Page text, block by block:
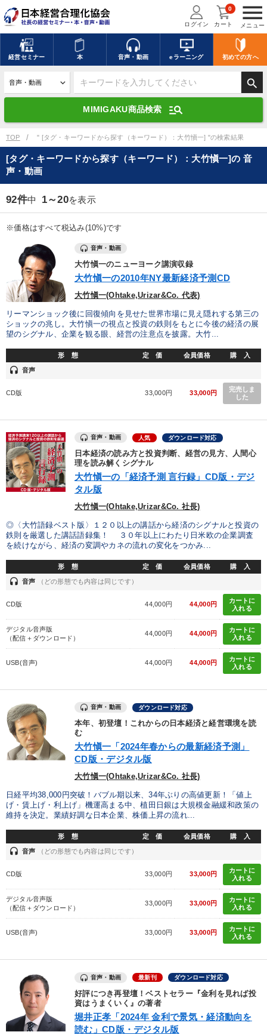
menu
メニュー
ログイン カート
0
経営セミナー 本 音声・動画 eラーニング 初めての方へ
search
MIMIGAKU商品検索 manage_search
キーワードを入力して探す
デジタル版対応のみ検索結果に表示する
search 上記の条件で検索
mic 講演収録物を探す
全国経営者セミナー講演収録物（全1315タイトル）からお探しいただけ
ます
優秀各社の智恵と戦略 事業家のロマンと経営
若手異才経営者の発想 専門家のアドバイス
リーダーの器量を学ぶ
テーマ
【4月】音声・映像 147回春季大会
歴史・古典に学ぶ実務講話
最新トレンドと時代の潮流を押さえる
売上直結の営業力や販売力を獲得する
業種
製造業 卸売・小売・飲食業 建設・不動産業
IT・サービス・金融業 コンサルタント 専門家
キーワード
運勢・先見
※「更新」を押すと「テーマ」「キーワード」を更新いただけます。
ondemand_video 経営音声・動画を探す
全国経営者セミナー収録物以外の経営教材（全762タイトル）からお探
しいただけます
カテゴリー
営業・社員研修 最新トレンドと時代の潮流を押さえる
全国経営者セミナー収録〈売れ筋・人気ランキング〉＆新刊・好
評講話
マーケティング
組織・採用・スキル
《強い財務を実践する経営者》講話４選
2025年夏季全国経営者セミナー収録講演ＣＤ・講演ＤＶＤ・デジ
タル版（音声／動画ストリーミング・ダウンロード）
TOP " [タグ・キーワードから探す（キーワード）：大竹愼一] "の検索結果
[タグ・キーワードから探す（キーワード）：大竹愼一]の 音
声・動画
92件中 1～20を表示
※価格はすべて税込み(10%)です
音声・動画
大竹愼一のニューヨーク講演収録
大竹愼一の2010年NY最新経済予測CD
大竹愼一(Ohtake,Urizar&Co. 代表)
リーマンショック後に回復傾向を見せた世界市場に見え隠れする第三の
ショックの兆し。大竹愼一の視点と投資の鉄則をもとに今後の経済の展
望のシグナル、企業を観る眼、経営の注意点を披露。大竹...
形 態 定 価 会員価格 購 入
headset 音声
CD版 33,000円 33,000円
完売しま
した
音声・動画 人気 ダウンロード対応
日本経済の読み方と投資判断、経営の見方、人間心
理を読み解くシグナル
大竹愼一の「経済予測 言行録」CD版・デジ
タル版
大竹愼一(Ohtake,Urizar&Co. 社長)
◎〈大竹語録ベスト版〉１２０以上の講話から経済のシグナルと投資の
鉄則を厳選した講話語録集！ ３０年以上にわたり日米欧の企業調査
を続けながら、経済の変調やカネの流れの変化をつかみ...
形 態 定 価 会員価格 購 入
headset 音声 （どの形態でも内容は同じです）
CD版 44,000円 44,000円
カートに
入れる
デジタル音声版
（配信＋ダウンロード）
44,000円 44,000円
カートに
入れる
USB(音声) 44,000円 44,000円
カートに
入れる
音声・動画 ダウンロード対応
本年、初登壇！これからの日本経済と経営環境を読
む
大竹愼一「2024年春からの最新経済予測」
CD版・デジタル版
大竹愼一(Ohtake,Urizar&Co. 社長)
日経平均38,000円突破！バブル期以来、34年ぶりの高値更新！「値上
げ・賃上げ・利上げ」機運高まる中、植田日銀は大規模金融緩和政策の
維持を決定。業績好調な日本企業、株価上昇の流れ...
形 態 定 価 会員価格 購 入
headset 音声 （どの形態でも内容は同じです）
CD版 33,000円 33,000円
カートに
入れる
デジタル音声版
（配信＋ダウンロード）
33,000円 33,000円
カートに
入れる
USB(音声) 33,000円 33,000円
カートに
入れる
音声・動画 最新刊 ダウンロード対応
好評につき再登壇！ベストセラー『金利を見れば投
資はうまくいく』の著者
堀井正孝「2024年 金利で景気・経済動向を
読む」CD版・デジタル版